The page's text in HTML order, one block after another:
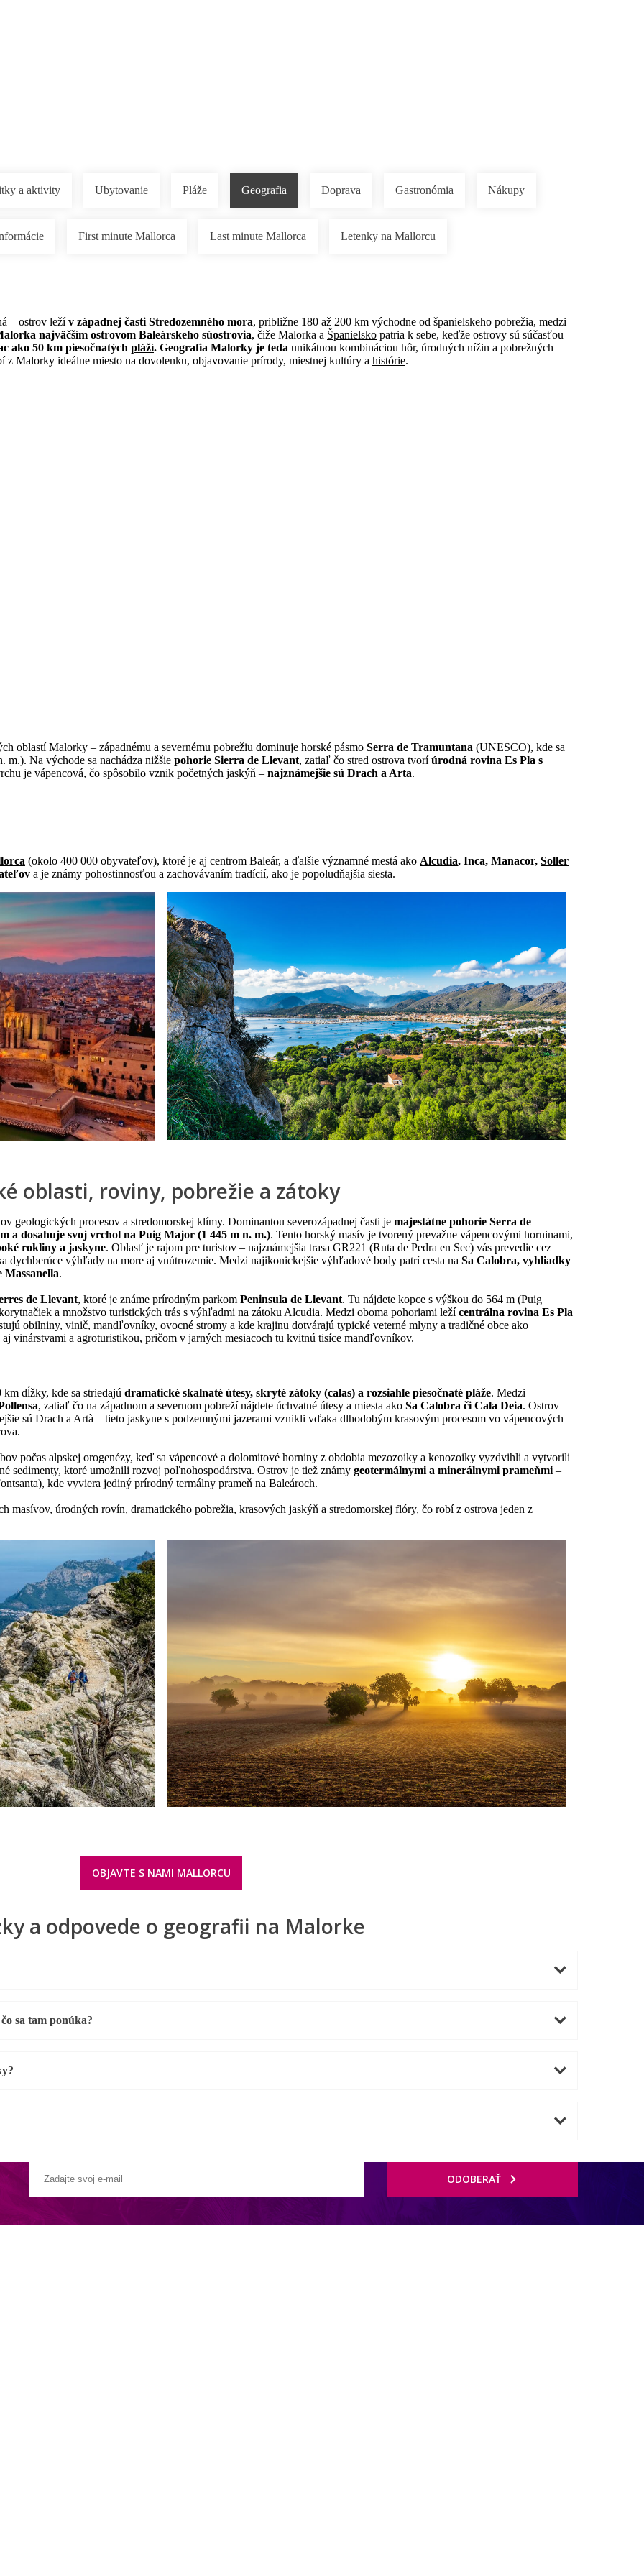
a aktivity Ubytovanie Pláže Geografia Doprava Gastronómia Nákupy
First minute Mallorca Last minute Mallorca Letenky na Mallorcu
– ostrov ležív západnej časti Stredozemného mora, približne 180 až 200 km východne od španielskeho pobrežia, medzi
najväčším ostrovom Baleárskeho súostrovia, čiže Malorka a Španielsko patria k sebe, keďže ostrovy sú súčasťou
ako 50 km piesočnatých pláží. Geografia Malorky je teda unikátnou kombináciou hôr, úrodných nížin a pobrežných
z Malorky ideálne miesto na dovolenku, objavovanie prírody, miestnej kultúry a histórie.
oblastí Malorky – západnému a severnému pobrežiu dominuje horské pásmo Serra de Tramuntana (UNESCO), kde sa
Na východe sa nachádza nižšie pohorie Sierra de Llevant, zatiaľ čo stred ostrova tvoríúrodná rovina Es Pla s
je vápencová, čo spôsobilo vznik početných jaskýň – najznámejšie sú Drach a Arta.
(okolo 400 000 obyvateľov), ktoré je aj centrom Baleár, a ďalšie významné mestá ako Alcudia, Inca, Manacor, Soller
a je známy pohostinnosťou a zachovávaním tradícií, ako je popoludňajšia siesta.
oblasti, roviny, pobrežie a zátoky
geologických procesov a stredomorskej klímy. Dominantou severozápadnej časti je majestátne pohorie Serra de
a dosahuje svoj vrchol na Puig Major (1 445 m n. m.). Tento horský masív je tvorený prevažne vápencovými horninami,
rokliny a jaskyne. Oblasť je rajom pre turistov – najznámejšia trasa GR221 (Ruta de Pedra en Sec) vás prevedie cez
dychberúce výhľady na more aj vnútrozemie. Medzi najikonickejšie výhľadové body patrí cesta na Sa Calobra, vyhliadky
.
de Llevant, ktoré je známe prírodným parkom Peninsula de Llevant. Tu nájdete kopce s výškou do 564 m (Puig
a množstvo turistických trás s výhľadmi na zátoku Alcudia. Medzi oboma pohoriami ležícentrálna rovina Es Pla
obilniny, vinič, mandľovníky, ovocné stromy a kde krajinu dotvárajú typické veterné mlyny a tradičné obce ako
vinárstvami a agroturistikou, pričom v jarných mesiacoch tu kvitnú tisíce mandľovníkov.
dĺžky, kde sa striedajú dramatické skalnaté útesy, skryté zátoky (calas) a rozsiahle piesočnaté pláže. Medzi
, zatiaľ čo na západnom a severnom pobreží nájdete úchvatné útesy a miesta ako Sa Calobra či Cala Deia. Ostrov
sú Drach a Artà – tieto jaskyne s podzemnými jazerami vznikli vďaka dlhodobým krasovým procesom vo vápencových
počas alpskej orogenézy, keď sa vápencové a dolomitové horniny z obdobia mezozoiky a kenozoiky vyzdvihli a vytvorili
sedimenty, ktoré umožnili rozvoj poľnohospodárstva. Ostrov je tiež známy geotermálnymi a minerálnymi prameňmi –
kde vyviera jediný prírodný termálny prameň na Baleároch.
masívov, úrodných rovín, dramatického pobrežia, krasových jaskýň a stredomorskej flóry, čo robí z ostrova jeden z
OBJAVTE S NAMI MALLORCU
a odpovede o geografii na Malorke
sa tam ponúka?
ODOBERAŤ